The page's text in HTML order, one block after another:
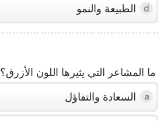
d الطبيعة والنمو
ما المشاعر التي يثيرها اللون الأزرق؟
a السعادة والتفاؤل